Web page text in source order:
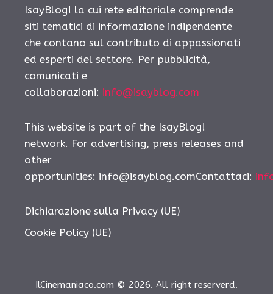
IsayBlog! la cui rete editoriale comprende
siti tematici di informazione indipendente
che contano sul contributo di appassionati
ed esperti del settore. Per pubblicità,
comunicati e
collaborazioni: info@isayblog.com
This website is part of the IsayBlog!
network. For advertising, press releases and
other
opportunities: info@isayblog.comContattaci:
Dichiarazione sulla Privacy (UE)
Cookie Policy (UE)
IlCinemaniaco.com © 2026. All right reserverd.